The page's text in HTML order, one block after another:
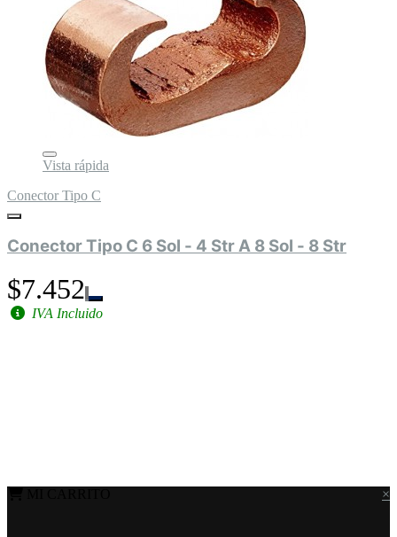
Vista rápida
Conector Tipo C
Conector Tipo C 6 Sol - 4 Str A 8 Sol - 8 Str
$7.452
IVA Incluido
×